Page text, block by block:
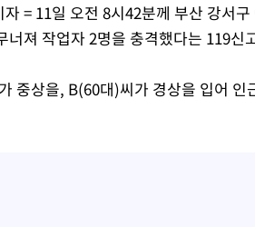
최대 150㎜ 비
0.6% 나스닥 1.3%↑
= 11일 오전 8시42분께 부산 강서
너져 작업자 2명을 충격했다는 119신
중상을, B(60대)씨가 경상을 입어 인